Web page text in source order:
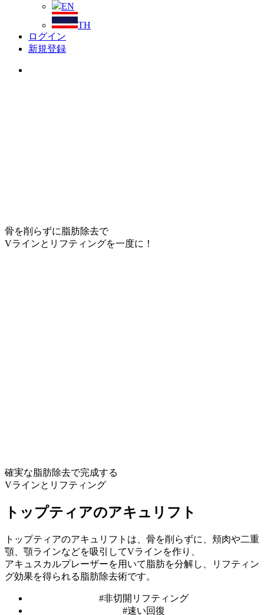
EN
TH
ログイン
新規登録
骨を削らずに脂肪除去で
Vラインとリフティングを一度に！
確実な脂肪除去で完成する
Vラインとリフティング
トップティアのアキュリフト
トップティアのアキュリフトは、骨を削らずに、頬肉や二重
顎、顎ラインなどを吸引してVラインを作り、
アキュスカルプレーザーを用いて脂肪を分解し、リフティン
グ効果を得られる脂肪除去術です。
#非切開リフティング
#速い回復